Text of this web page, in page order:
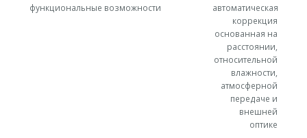
функциональные возможности
автоматическая
коррекция
основанная на
расстоянии,
относительной
влажности,
атмосферной
передаче и
внешней
оптике